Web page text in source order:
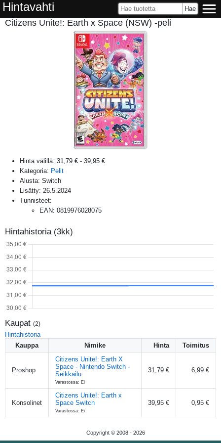
Hintavahti
Citizens Unite!: Earth x Space (NSW) -peli
Hinta välillä: 31,79 € - 39,95 €
Kategoria: Pelit
Alusta: Switch
Lisätty: 26.5.2024
Tunnisteet:
EAN: 0819976028075
Hintahistoria (3kk)
Kaupat (2)
Hintahistoria
Kauppa
Nimike Hinta Toimitus
Proshop
Citizens Unite!: Earth X
Space - Nintendo Switch -
Seikkailu
Varastossa: Ei
31,79 € 6,99 €
Konsolinet
Citizens Unite!: Earth x
Space Switch
Varastossa: Ei
39,95 € 0,95 €
Copyright © 2008 - 2026